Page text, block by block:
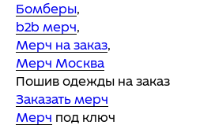
Бомберы,
b2b мерч,
Мерч на заказ,
Мерч Москва
Пошив одежды на заказ
Заказать мерч
Мерч под ключ